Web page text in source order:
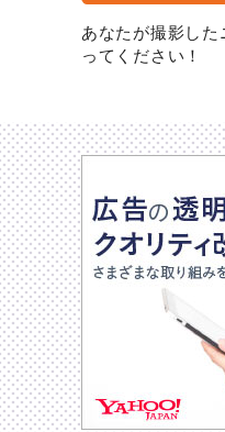
あなたが撮影し
ってください！